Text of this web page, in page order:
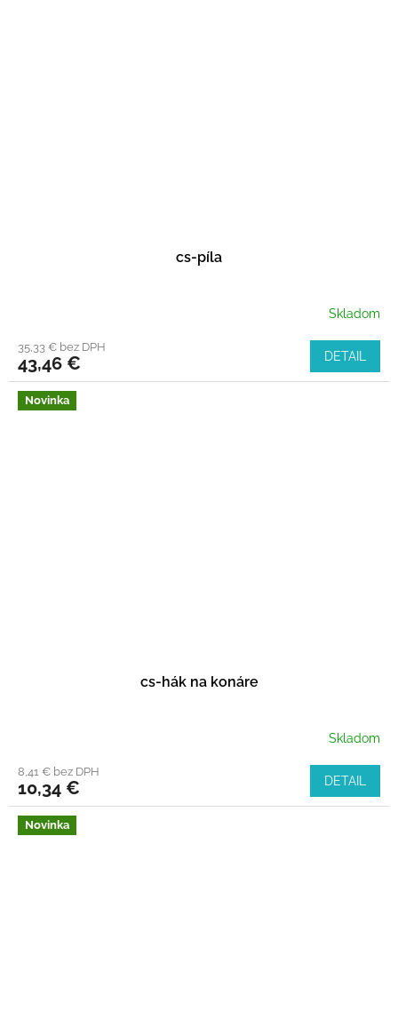
cs-píla
Skladom
35,33 € bez DPH
43,46 € DETAIL
Novinka
cs-hák na konáre
Skladom
8,41 € bez DPH
10,34 € DETAIL
Novinka